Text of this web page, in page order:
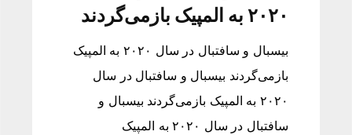
۲۰۲۰ به المپیک بازمی‌گردند
بیسبال و سافتبال در سال ۲۰۲۰ به المپیک
بازمی‌گردند بیسبال و سافتبال در سال
۲۰۲۰ به المپیک بازمی‌گردند بیسبال و
سافتبال در سال ۲۰۲۰ به المپیک